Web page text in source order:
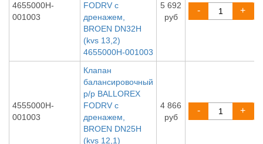
4655000H-
001003
FODRV с
дренажем,
BROEN DN32H
(kvs 13,2)
4655000H-001003
5 692
руб
- +
4555000H-
001003
Клапан
балансировочный
р/р BALLOREX
FODRV с
дренажем,
BROEN DN25H
(kvs 12,1)
4 866
руб
- +